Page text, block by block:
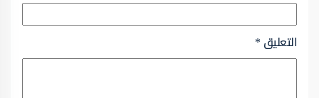
التعليق*